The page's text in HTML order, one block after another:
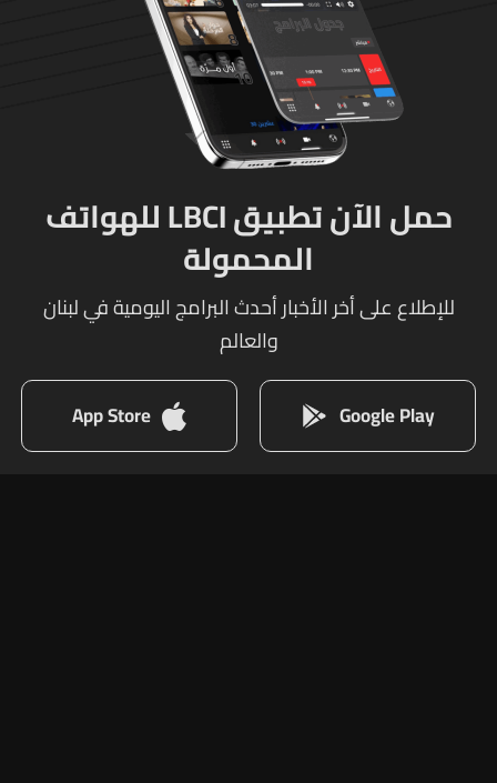
حمل الآن تطبيق LBCI للهواتف
المحمولة
للإطلاع على أخر الأخبار أحدث البرامج اليومية في لبنان
والعالم
Google Play
App Store